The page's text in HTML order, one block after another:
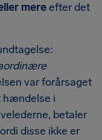
mereefter det
var forårsaget
hændelse i
betaler
disse ikke er